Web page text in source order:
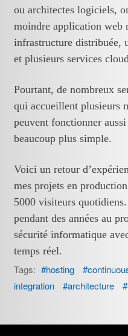
ou architectes logiciels,
moindre application web
infrastructure distribuée,
et plusieurs services
Pourtant, de nombreux
qui accueillent plusieurs
peuvent fonctionner
beaucoup plus simple.
Voici un retour
mes projets en
5000 visiteurs
pendant des années au
sécurité informatique
temps réel.
Tags: hosting
integration
architecture